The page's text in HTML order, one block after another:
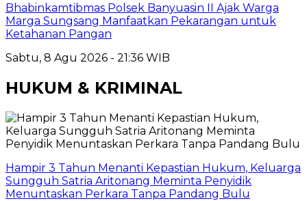
Bhabinkamtibmas Polsek Banyuasin II Ajak Warga
Marga Sungsang Manfaatkan Pekarangan untuk
Ketahanan Pangan
Sabtu, 8 Agu 2026 - 21:36 WIB
HUKUM & KRIMINAL
Hampir 3 Tahun Menanti Kepastian Hukum, Keluarga
Sungguh Satria Aritonang Meminta Penyidik
Menuntaskan Perkara Tanpa Pandang Bulu